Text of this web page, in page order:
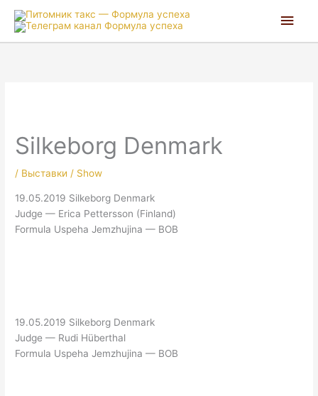
Silkeborg Denmark
/ Выставки / Show
19.05.2019 Silkeborg Denmark
Judge — Erica Pettersson (Finland)
Formula Uspeha Jemzhujina — BOB
19.05.2019 Silkeborg Denmark
Judge — Rudi Hüberthal
Formula Uspeha Jemzhujina — BOB